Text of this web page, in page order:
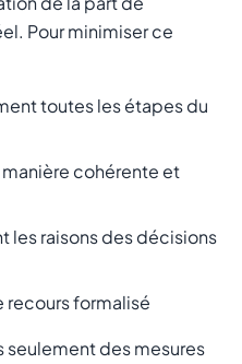
Pour minimiser ce
toutes les étapes du
cohérente et
les raisons des décisions
recours formalisé
seulement des mesures